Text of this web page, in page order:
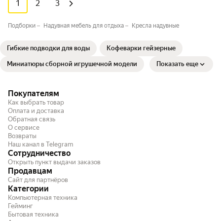
1 2 3
Подборки Надувная мебель для отдыха⁣ Кресла надувные
Гибкие подводки для воды Кофеварки гейзерные
Миниатюры сборной игрушечной модели Показать еще
Покупателям
Как выбрать товар
Оплата и доставка
Обратная связь
О сервисе
Возвраты
Наш канал в Telegram
Сотрудничество
Открыть пункт выдачи заказов
Продавцам
Сайт для партнёров
Категории
Компьютерная техника
Гейминг
Бытовая техника